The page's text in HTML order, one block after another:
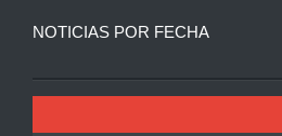
NOTICIAS POR FECHA